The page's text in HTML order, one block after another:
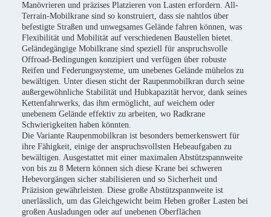
Manövrieren und präzises Platzieren von Lasten erfordern. All-
Terrain-Mobilkrane sind so konstruiert, dass sie nahtlos über
befestigte Straßen und unwegsames Gelände fahren können, was
Flexibilität und Mobilität auf verschiedenen Baustellen bietet.
Geländegängige Mobilkrane sind speziell für anspruchsvolle
Offroad-Bedingungen konzipiert und verfügen über robuste
Reifen und Federungssysteme, um unebenes Gelände mühelos zu
bewältigen. Unter diesen sticht der Raupenmobilkran durch seine
außergewöhnliche Stabilität und Hubkapazität hervor, dank seines
Kettenfahrwerks, das ihm ermöglicht, auf weichem oder
unebenem Gelände effektiv zu arbeiten, wo Radkrane
Schwierigkeiten haben könnten.
Die Variante Raupenmobilkran ist besonders bemerkenswert für
ihre Fähigkeit, einige der anspruchsvollsten Hebeaufgaben zu
bewältigen. Ausgestattet mit einer maximalen Abstützspannweite
von bis zu 8 Metern können sich diese Krane bei schweren
Hebevorgängen sicher stabilisieren und so Sicherheit und
Präzision gewährleisten. Diese große Abstützspannweite ist
unerlässlich, um das Gleichgewicht beim Heben großer Lasten bei
großen Ausladungen oder auf unebenen Oberflächen